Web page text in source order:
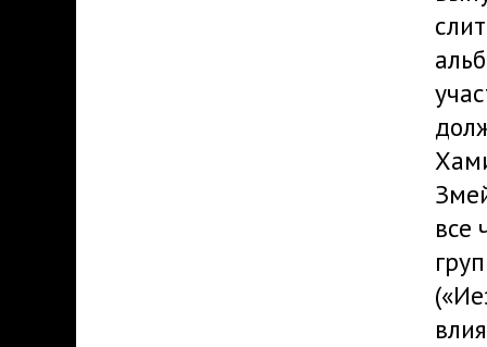
все